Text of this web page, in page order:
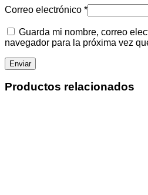
Correo electrónico *
Guarda mi nombre, correo
navegador para la próxima vez
Productos relacionados